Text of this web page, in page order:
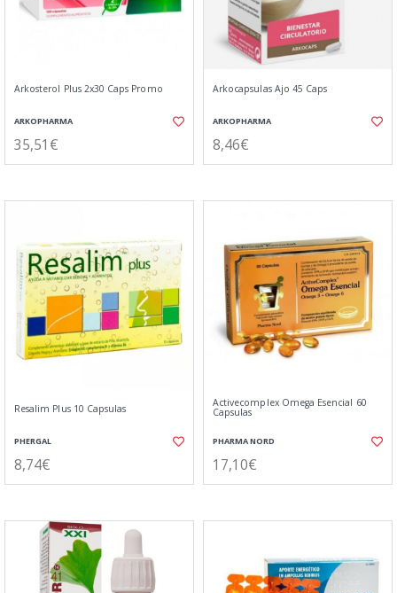
Arkosterol Plus 2x30 Caps Promo
ARKOPHARMA
35,51€
Arkocapsulas Ajo 45 Caps
ARKOPHARMA
8,46€
Resalim Plus 10 Capsulas
PHERGAL
8,74€
Activecomplex Omega Esencial 60
Capsulas
PHARMA NORD
17,10€